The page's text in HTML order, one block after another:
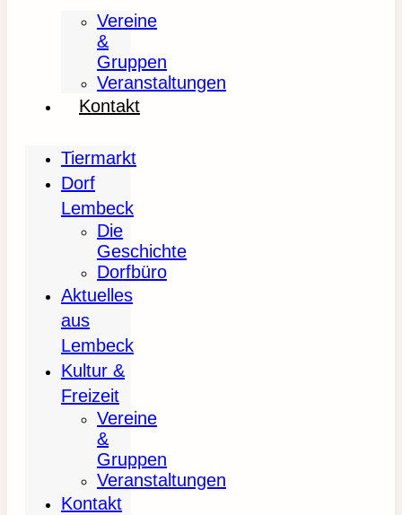
Vereine
&
Gruppen
Veranstaltungen
Kontakt
Tiermarkt
Dorf
Lembeck
Die
Geschichte
Dorfbüro
Aktuelles
aus
Lembeck
Kultur &
Freizeit
Vereine
&
Gruppen
Veranstaltungen
Kontakt